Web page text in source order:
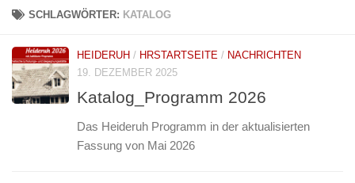
SCHLAGWÖRTER: KATALOG
HEIDERUH / HRSTARTSEITE / NACHRICHTEN
19. DEZEMBER 2025
Katalog_Programm 2026
Das Heideruh Programm in der aktualisierten
Fassung von Mai 2026